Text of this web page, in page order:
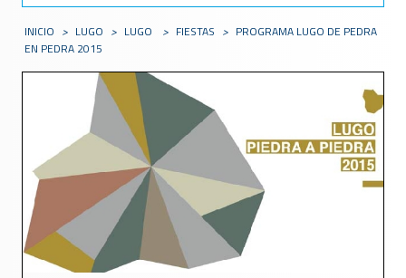
INICIO > LUGO > LUGO > FIESTAS > PROGRAMA LUGO DE PEDRA
EN PEDRA 2015